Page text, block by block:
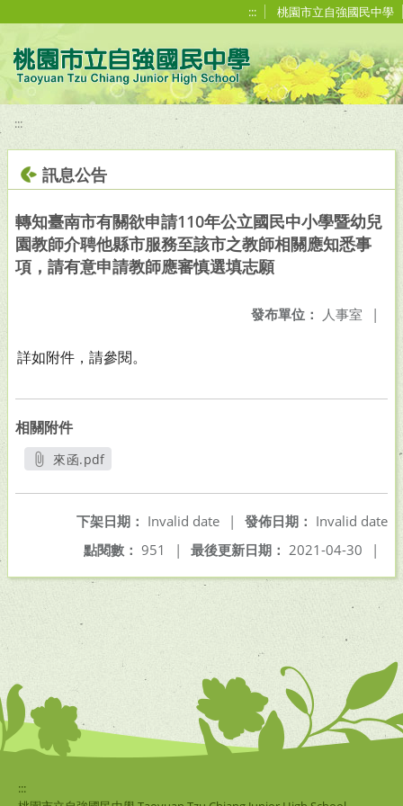
::: 桃園市立自強國民中學
:::
訊息公告
轉知臺南市有關欲申請110年公立國民中小學暨幼兒
園教師介聘他縣市服務至該市之教師相關應知悉事
項，請有意申請教師應審慎選填志願
發布單位： 人事室 |
詳如附件，請參閱。
相關附件
來函.pdf
發佈日期： Invalid date
下架日期： Invalid date
|
最後更新日期： 2021-04-30 |
點閱數： 951 |
:::